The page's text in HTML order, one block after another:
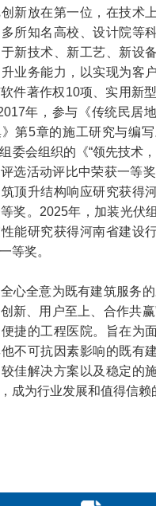
新放在第一位，在技术
所知名高校、设计院等
新技术、新工艺、新设
业务能力，以实现为客
件著作权10项、实用新
年，参与《传统民居
第5章的施工研究与编
委会组织的《“领先技术
选活动评比中荣获一等
顶升结构响应研究获得
奖。2025年，加装光伏
能研究获得河南省建设
等奖。
全意为既有建筑服务的
新、用户至上、合作共
捷的工程医院。旨在为
不可抗因素影响的既有
佳解决方案以及稳定的
成为行业发展和值得信赖